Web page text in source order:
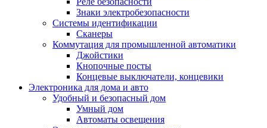
Знаки электробезопасности
Системы идентификации
Сканеры
Коммутация для промышленной автоматики
Джойстики
Кнопочные посты
Концевые выключатели, концевики
Электроника для дома и авто
Удобный и безопасный дом
Умный дом
Автоматы освещения